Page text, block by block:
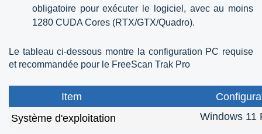
obligatoire pour exécuter le logiciel, avec au moins
1280 CUDA Cores (RTX/GTX/Quadro).
Le tableau ci-dessous montre la configuration PC requise
et recommandée pour le FreeScan Trak Pro
Item
Système d'exploitation
Windows 11